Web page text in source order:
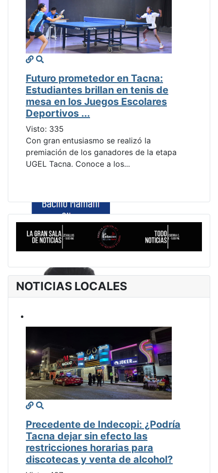
Futuro prometedor en Tacna:
Estudiantes brillan en tenis de
mesa en los Juegos Escolares
Deportivos ...
Visto: 335
Con gran entusiasmo se realizó la
premiación de los ganadores de la etapa
UGEL Tacna. Conoce a los...
NOTICIAS LOCALES
Precedente de Indecopi: ¿Podría
Tacna dejar sin efecto las
restricciones horarias para
discotecas y venta de alcohol?